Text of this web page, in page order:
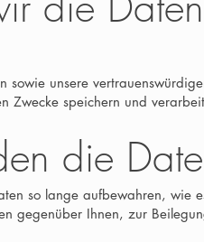
sowie unsere
Zwecke speichern und
die
so lange aufbewahren, wie
gegenüber Ihnen, zur